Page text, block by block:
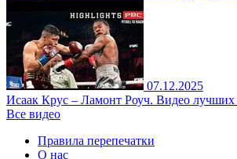
07.12.2025
Исаак Крус – Ламонт Роуч. Видео лучших
Все видео
Правила перепечатки
О нас